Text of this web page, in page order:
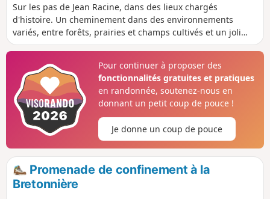
Sur les pas de Jean Racine, dans des lieux chargés
d'histoire. Un cheminement dans des environnements
variés, entre forêts, prairies et champs cultivés et un joli
point de vue sur l'ancienne Abbaye de Port-Royal des
Pour continuer à proposer des
fonctionnalités gratuites et pratiques
en randonnée, soutenez-nous en
donnant un petit coup de pouce !
Je donne un coup de pouce
Promenade de confinement à la
Bretonnière